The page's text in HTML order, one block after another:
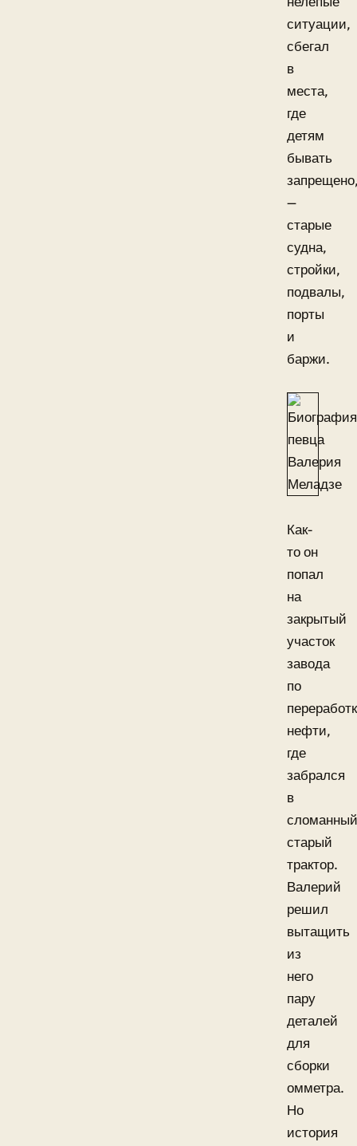
ситуации,
сбегал
в
места,
где
детям
бывать
—
старые
судна,
стройки,
подвалы,
порты
и
баржи.
Как-
то он
попал
на
закрытый
участок
завода
по
нефти,
где
забрался
в
сломанный
старый
трактор.
Валерий
решил
вытащить
из
него
пару
деталей
для
сборки
омметра.
Но
история